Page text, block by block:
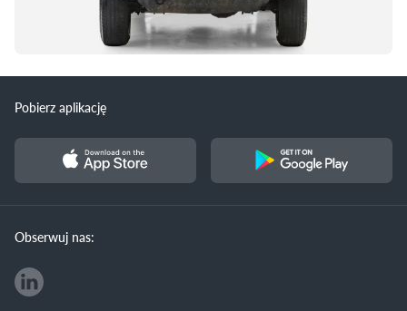
Pobierz aplikację
Obserwuj nas: